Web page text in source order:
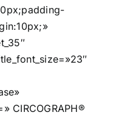
CIRCOGRAPH®